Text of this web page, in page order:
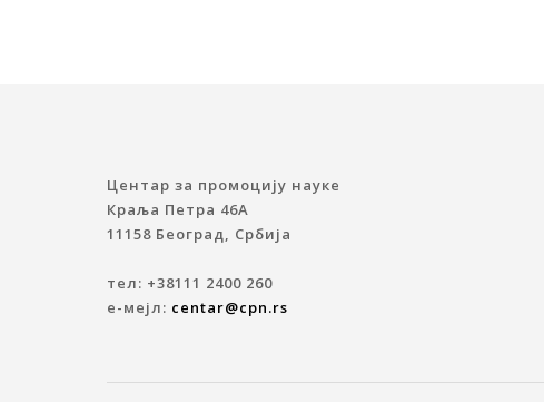
Центар за промоцију науке
Краља Петра 46A
11158 Београд, Србија
тел: +38111 2400 260
е-мејл: centar@cpn.rs